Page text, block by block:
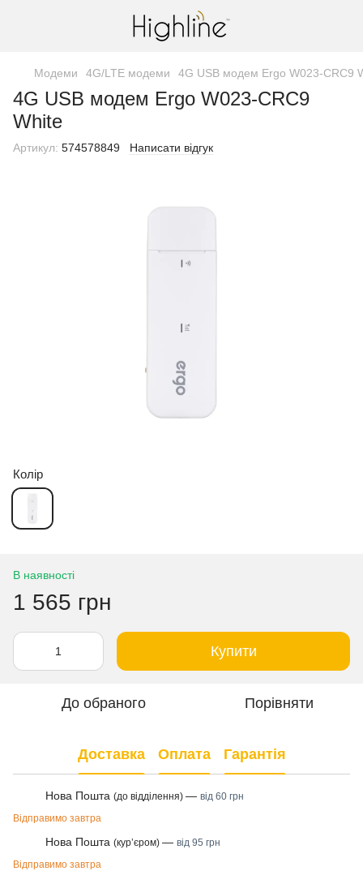
Модеми 4G/LTE модеми 4G USB модем Ergo W023-CRC9
4G USB модем Ergo W023-CRC9
White
Артикул: 574578849 Написати відгук
Колір
В наявності
1 565 грн
Купити
До обраного Порівняти
Доставка Оплата Гарантія
Нова Пошта (до відділення) — від 60 грн
Відправимо завтра
Нова Пошта (курʼєром) — від 95 грн
Відправимо завтра